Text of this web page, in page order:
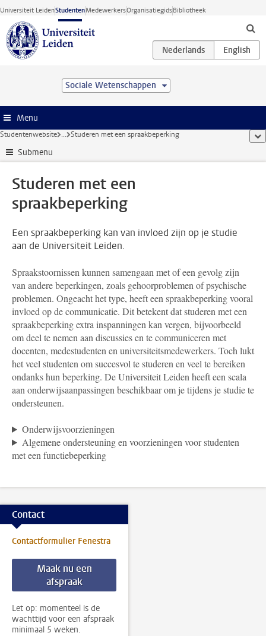
Ga direct naar de inhoud
Universiteit LeidenStudentenMedewerkersOrganisatiegidsBibliotheek
Sociale Wetenschappen
Menu
Studentenwebsite ... Studeren met een spraakbeperking
Submenu
Studeren met een
spraakbeperking
Een spraakbeperking kan van invloed zijn op je studie
aan de Universiteit Leiden.
Spraakstoornissen kunnen samengaan met of een gevolg zijn
van andere beperkingen, zoals gehoorproblemen of psychische
problemen. Ongeacht het type, heeft een spraakbeperking vooral
invloed op de communicatie. Dit betekent dat studeren met een
spraakbeperking extra inspanningen kan vergen, bijvoorbeeld
om deel te nemen aan discussies en te communiceren met
docenten, medestudenten en universiteitsmedewerkers. Toch lukt
het veel studenten om succesvol te studeren en veel te bereiken
ondanks hun beperking. De Universiteit Leiden heeft een scala
aan onderwijsaanpassingen beschikbaar om je tijdens je studie te
ondersteunen.
Onderwijsvoorzieningen
Algemene ondersteuning en voorzieningen voor studenten
met een functiebeperking
Contact
Contactformulier Fenestra
Maak nu een
afspraak
Let op: momenteel is de
wachttijd voor een afspraak
minimaal 5 weken.